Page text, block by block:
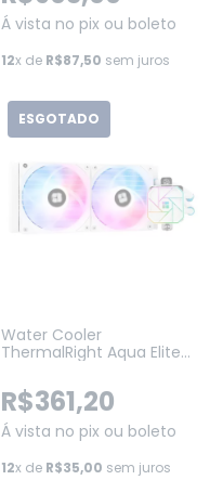
Á vista no pix ou boleto
12x de R$87,50 sem juros
ESGOTADO
Water Cooler
ThermalRight Aqua Elite
(TC-C12B-S-WH-240)
R$361,20
Á vista no pix ou boleto
12x de R$35,00 sem juros